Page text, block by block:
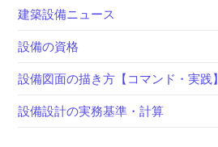
建築設備ニュース
設備の資格
設備図面の描き方【コマンド・実践】
設備設計の実務基準・計算